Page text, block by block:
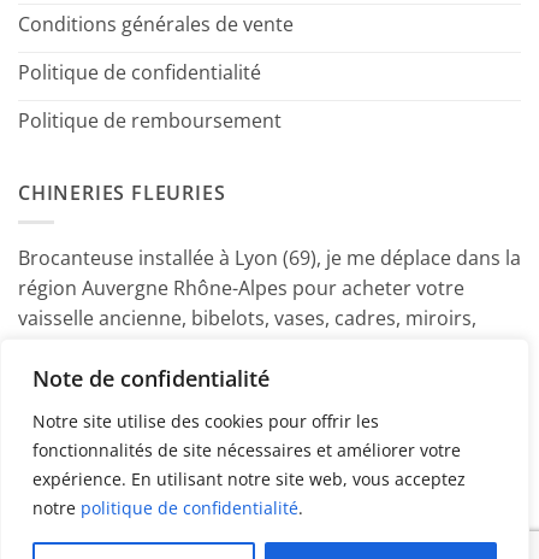
Note de confidentialité
Notre site utilise des cookies pour offrir les
fonctionnalités de site nécessaires et améliorer votre
expérience. En utilisant notre site web, vous acceptez
notre politique de confidentialité.
Conditions générales de vente
Politique de confidentialité
Politique de remboursement
CHINERIES FLEURIES
Brocanteuse installée à Lyon (69), je me déplace dans la
région Auvergne Rhône-Alpes pour acheter votre
vaisselle ancienne, bibelots, vases, cadres, miroirs,
Marine
PayPal AmericanMasterCard
Visa